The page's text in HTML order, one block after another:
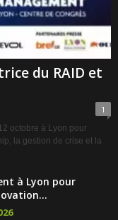
du RAID et
1
octobre à Lyon pour
la gestion de crise et la
à Lyon pour